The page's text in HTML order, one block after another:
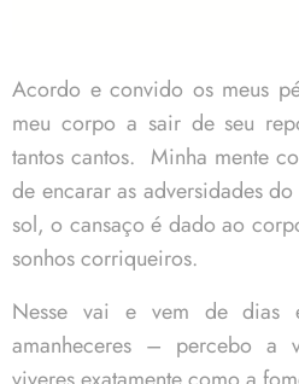
Acordo e convido os meus
meu corpo a sair de seu
tantos cantos. Minha mente
de encarar as adversidades
sol, o cansaço é dado ao
sonhos corriqueiros.
Nesse vai e vem de dias
amanheceres – percebo